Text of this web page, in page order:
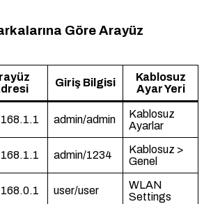
Göre Arayüz
Giriş Bilgisi
Kablosuz
Ayar Yeri
admin/admin
Kablosuz
Ayarlar
admin/1234
Kablosuz >
Genel
user/user
WLAN
Settings